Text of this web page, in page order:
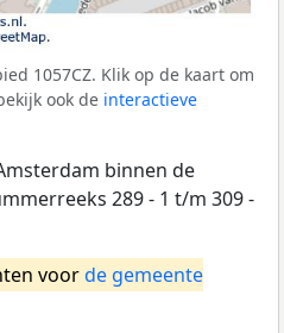
1057CZ. Klik op de kaart om
ook de interactieve
binnen de
289 - 1 t/m 309 -
voorde gemeente